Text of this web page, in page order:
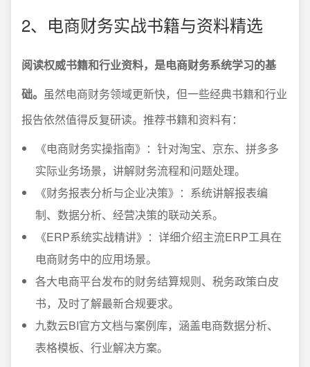
2、电商财务实战书籍与资料精选
阅读权威书籍和行业资料，是电商财务系统学习的基
础。 虽然电商财务领域更新快，但一些经典书籍和行业
报告依然值得反复研读。推荐书籍和资料有：
《电商财务实操指南》：针对淘宝、京东、拼多多
实际业务场景，讲解财务流程和问题处理。
《财务报表分析与企业决策》：系统讲解报表编
制、数据分析、经营决策的联动关系。
《ERP系统实战精讲》：详细介绍主流ERP工具在
电商财务中的应用场景。
各大电商平台发布的财务结算规则、税务政策白皮
书，及时了解最新合规要求。
九数云BI官方文档与案例库，涵盖电商数据分析、
表格模板、行业解决方案。